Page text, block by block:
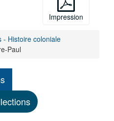
Impression
- Histoire coloniale
Paul